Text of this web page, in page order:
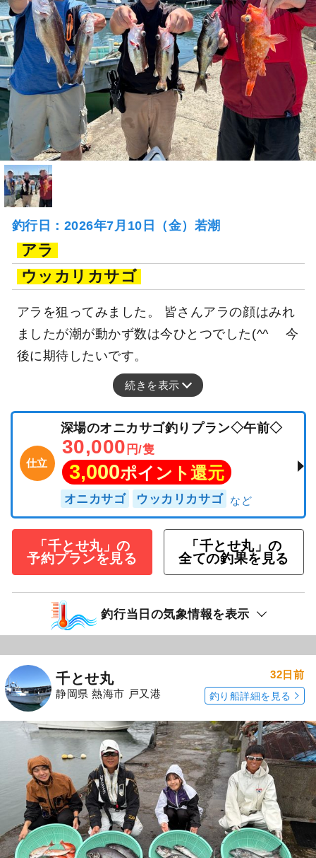
釣行日：2026年7月10日（金）若潮
アラ
ウッカリカサゴ
アラを狙ってみました。 皆さんアラの顔はみれ
ましたが潮が動かず数は今ひとつでした(^^ゞ 今
後に期待したいです。
続きを表示
仕立
深場のオニカサゴ釣りプラン◇午前◇
30,000 円/隻
3,000ポイント還元
オニカサゴ ウッカリカサゴ
「千とせ丸」の
予約プランを見る
「千とせ丸」の
全ての釣果を見る
釣行当日の気象情報を表示
千とせ丸
静岡県 熱海市 戸又港
32日前
釣り船詳細を見る